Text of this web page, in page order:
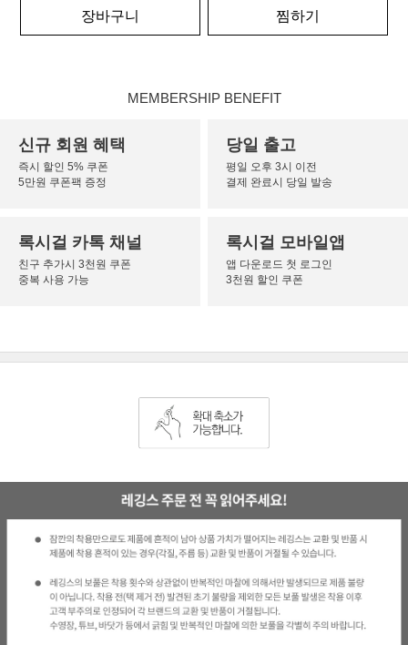
장바구니 찜하기
MEMBERSHIP BENEFIT
신규 회원 혜택
즉시 할인 5% 쿠폰
5만원 쿠폰팩 증정
당일 출고
평일 오후 3시 이전
결제 완료시 당일 발송
록시걸 카톡 채널
친구 추가시 3천원 쿠폰
중복 사용 가능
록시걸 모바일앱
앱 다운로드 첫 로그인
3천원 할인 쿠폰